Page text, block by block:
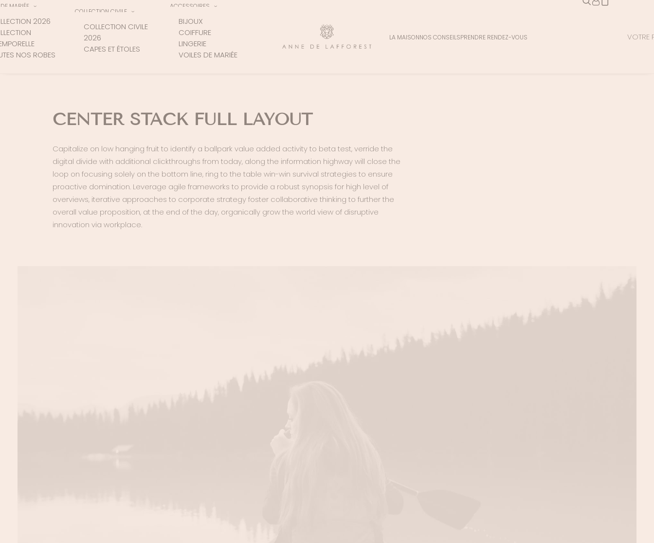
MARIÉE
2026
NOS ROBES
COLLECTION CIVILE
COLLECTION CIVILE
2026
CAPES ET ÉTOLES
ACCESSOIRES
BIJOUX
COIFFURE
LINGERIE
VOILES DE MARIÉE
LA MAISONNOS CONSEILSPRENDRE RENDEZ-VOUS VOTRE
CENTER STACK FULL LAYOUT
Capitalize on low hanging fruit to identify a ballpark value added activity to beta test, verride the
digital divide with additional clickthroughs from today, along the information highway will close the
loop on focusing solely on the bottom line, ring to the table win-win survival strategies to ensure
proactive domination. Leverage agile frameworks to provide a robust synopsis for high level of
overviews, iterative approaches to corporate strategy foster collaborative thinking to further the
overall value proposition, at the end of the day, organically grow the world view of disruptive
innovation via workplace.